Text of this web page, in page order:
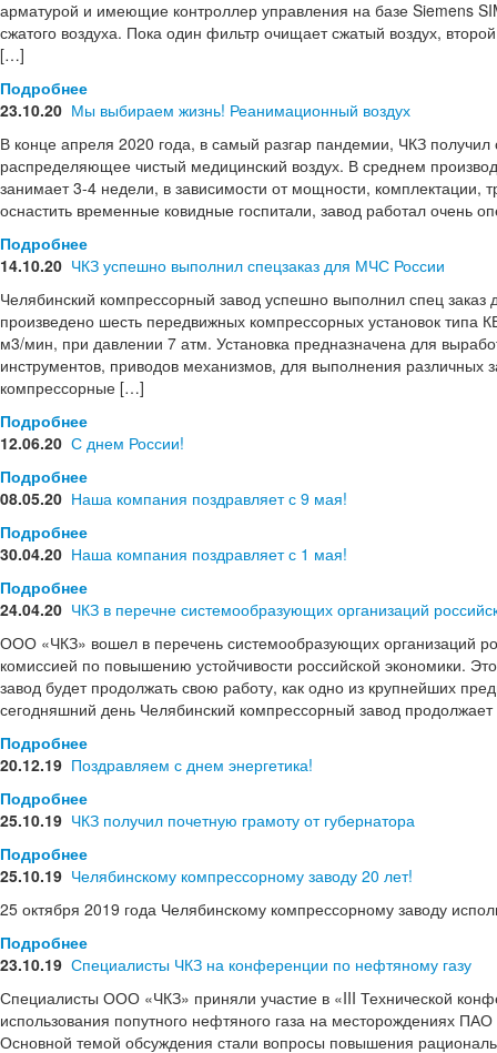
арматурой и имеющие контроллер управления на базе Siemens
сжатого воздуха. Пока один фильтр очищает сжатый воздух,
[…]
Подробнее
23.10.20 Мы выбираем жизнь! Реанимационный воздух
В конце апреля 2020 года, в самый разгар пандемии, ЧКЗ
распределяющее чистый медицинский воздух. В среднем
занимает 3-4 недели, в зависимости от мощности, комплектации,
оснастить временные ковидные госпитали, завод работал очень
Подробнее
14.10.20 ЧКЗ успешно выполнил спецзаказ для МЧС России
Челябинский компрессорный завод успешно выполнил спец
произведено шесть передвижных компрессорных установок типа
м3/мин, при давлении 7 атм. Установка предназначена для
инструментов, приводов механизмов, для выполнения различных
компрессорные […]
Подробнее
12.06.20 С днем России!
Подробнее
08.05.20 Наша компания поздравляет с 9 мая!
Подробнее
30.04.20 Наша компания поздравляет с 1 мая!
Подробнее
24.04.20 ЧКЗ в перечне системообразующих организаций
ООО «ЧКЗ» вошел в перечень системообразующих организаций
комиссией по повышению устойчивости российской экономики.
завод будет продолжать свою работу, как одно из крупнейших
сегодняшний день Челябинский компрессорный завод
Подробнее
20.12.19 Поздравляем с днем энергетика!
Подробнее
25.10.19 ЧКЗ получил почетную грамоту от губернатора
Подробнее
25.10.19 Челябинскому компрессорному заводу 20 лет!
25 октября 2019 года Челябинскому компрессорному заводу
Подробнее
23.10.19 Специалисты ЧКЗ на конференции по нефтяному газу
Специалисты ООО «ЧКЗ» приняли участие в «III Технической
использования попутного нефтяного газа на месторождениях
Основной темой обсуждения стали вопросы повышения